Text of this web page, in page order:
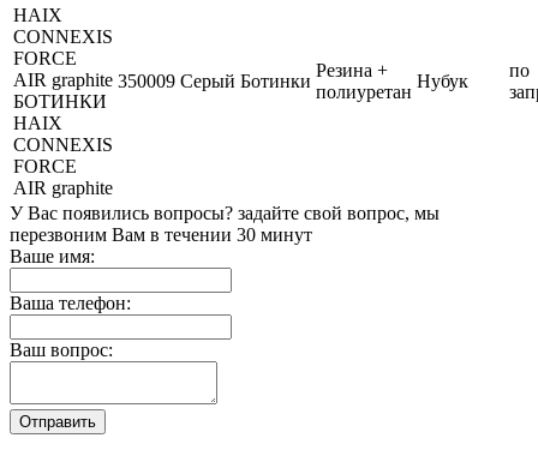
БОТИНКИ
HAIX
CONNEXIS
FORCE
AIR graphite
350009 Серый Ботинки
Резина +
полиуретан
Нубук
по
У Вас появились вопросы? задайте свой вопрос, мы
перезвоним Вам в течении 30 минут
Ваше имя:
Ваша телефон:
Ваш вопрос: